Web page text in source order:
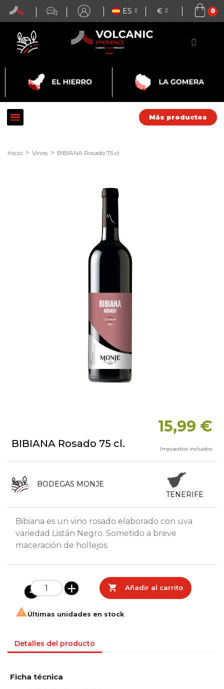
ES €
Más productos
Inicio Vinos BIBIANA Rosado 75 cl.
BIBIANA Rosado 75 cl.
15,99 €
Impuestos incluidos
BODEGAS MONJE
TENERIFE
Bibiana es un vino rosado elaborado con uva
variedad Listán Negro. Sometido a breve
maceración de hollejos.
 Añadir al carrito
 Últimas unidades en stock
Detalles del producto
Ficha técnica